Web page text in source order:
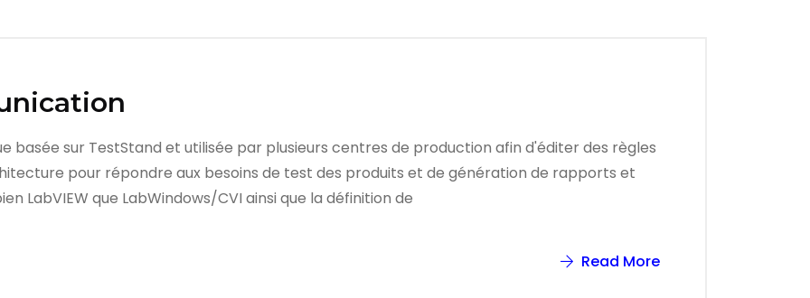
basée sur TestStand et utilisée par plusieurs centres de production afin d'éditer des règles
pour répondre aux besoins de test des produits et de génération de rapports et
LabVIEW que LabWindows/CVI ainsi que la définition de
Read More